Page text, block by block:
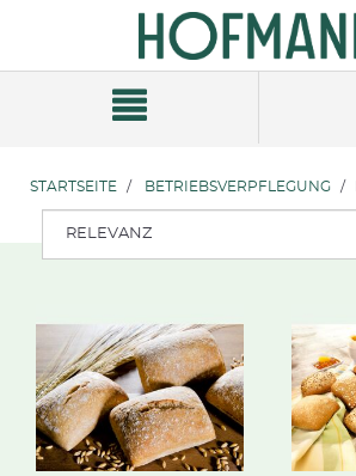
Navigationsmenü
STARTSEITE BETRIEBSVERPFLEGUNG